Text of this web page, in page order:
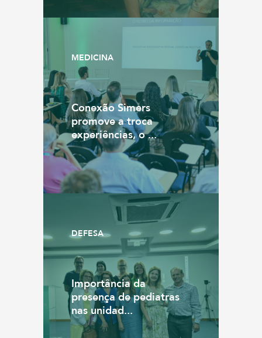
MEDICINA
Conexão Simers
promove a troca
experiências, o ...
DEFESA
Importância da
presença de pediatras
nas unidad...